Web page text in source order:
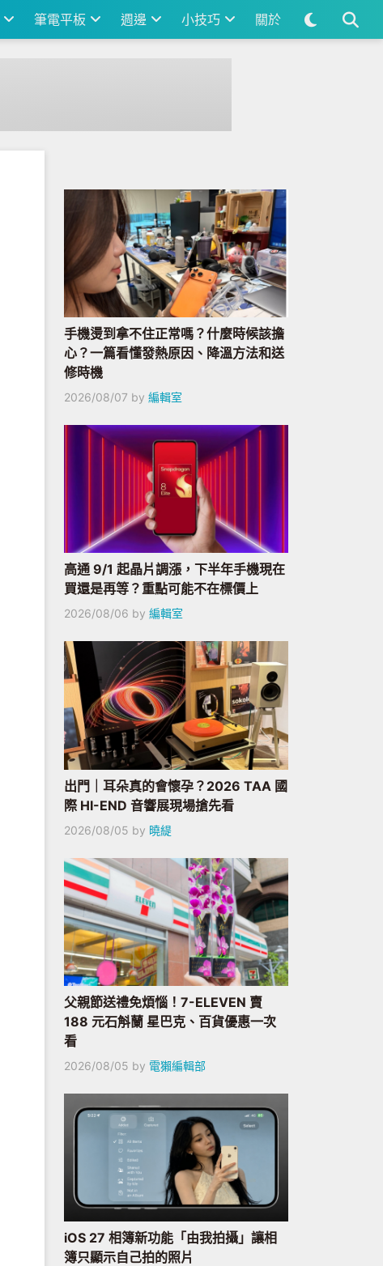
筆電平板 週邊 小技巧 關於
手機燙到拿不住正常嗎？什麼時候該擔
心？一篇看懂發熱原因、降溫方法和送
修時機
2026/08/07 by 編輯室
高通 9/1 起晶片調漲，下半年手機現在
買還是再等？重點可能不在標價上
2026/08/06 by 編輯室
出門｜耳朵真的會懷孕？2026 TAA 國
際 HI-END 音響展現場搶先看
2026/08/05 by 曉緹
父親節送禮免煩惱！7-ELEVEN 賣
188 元石斛蘭 星巴克、百貨優惠一次
看
2026/08/05 by 電獺編輯部
iOS 27 相簿新功能「由我拍攝」讓相
簿只顯示自己拍的照片